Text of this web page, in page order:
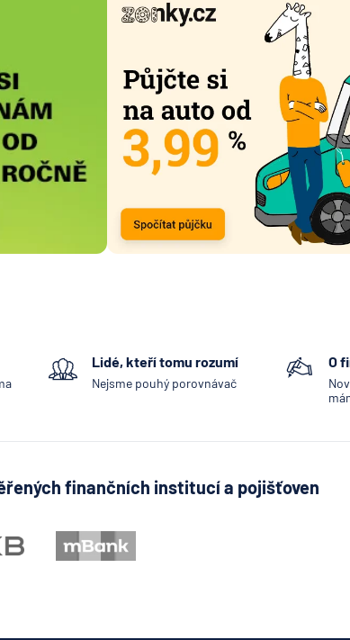
Lidé, kteří tomu rozumí
Nejsme pouhý porovnávač
O
finančních institucí a pojišťoven